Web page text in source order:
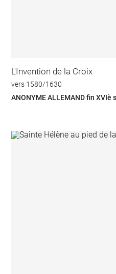
L'Invention de la Croix
vers 1580/1630